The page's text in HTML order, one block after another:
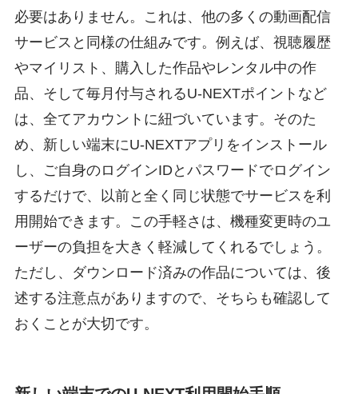
必要はありません。これは、他の多くの動画配信
サービスと同様の仕組みです。例えば、視聴履歴
やマイリスト、購入した作品やレンタル中の作
品、そして毎月付与されるU-NEXTポイントなど
は、全てアカウントに紐づいています。そのた
め、新しい端末にU-NEXTアプリをインストール
し、ご自身のログインIDとパスワードでログイン
するだけで、以前と全く同じ状態でサービスを利
用開始できます。この手軽さは、機種変更時のユ
ーザーの負担を大きく軽減してくれるでしょう。
ただし、ダウンロード済みの作品については、後
述する注意点がありますので、そちらも確認して
おくことが大切です。